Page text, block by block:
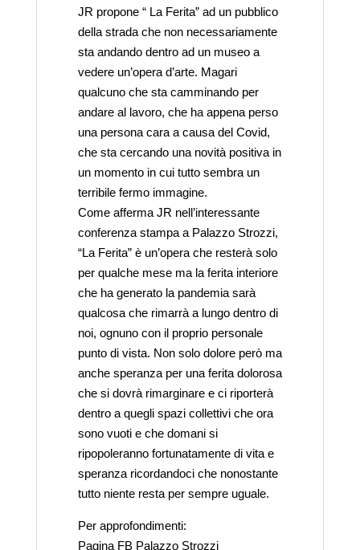
JR propone “ La Ferita” ad un pubblico
della strada che non necessariamente
sta andando dentro ad un museo a
vedere un’opera d’arte. Magari
qualcuno che sta camminando per
andare al lavoro, che ha appena perso
una persona cara a causa del Covid,
che sta cercando una novità positiva in
un momento in cui tutto sembra un
terribile fermo immagine.
Come afferma JR nell’interessante
conferenza stampa a Palazzo Strozzi,
“La Ferita” è un’opera che resterà solo
per qualche mese ma la ferita interiore
che ha generato la pandemia sarà
qualcosa che rimarrà a lungo dentro di
noi, ognuno con il proprio personale
punto di vista. Non solo dolore però ma
anche speranza per una ferita dolorosa
che si dovrà rimarginare e ci riporterà
dentro a quegli spazi collettivi che ora
sono vuoti e che domani si
ripopoleranno fortunatamente di vita e
speranza ricordandoci che nonostante
tutto niente resta per sempre uguale.
Per approfondimenti:
Pagina FB Palazzo Strozzi